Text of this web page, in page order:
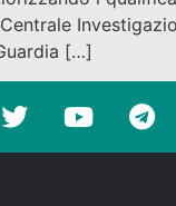
[…]